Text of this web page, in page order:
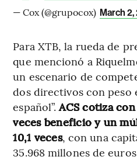
— Cox (@grupocox) March
Para XTB, la rueda de
que mencionó a
un escenario de
dos directivos con peso
español”.ACS cotiza
veces beneficio y un
10,1 veces, con una
35.968 millones de